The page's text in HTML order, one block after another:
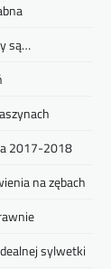
są…
2017-2018
na zębach
sylwetki